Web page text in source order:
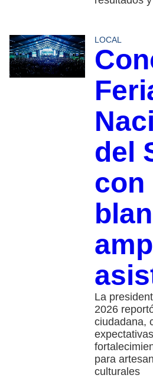
LOCAL
del
con
La
2026
ciudadana,
para
culturales